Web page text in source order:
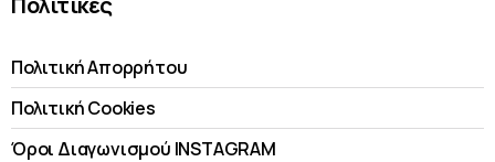
Πολιτική Απορρήτου
Πολιτική Cookies
Όροι Διαγωνισμού INSTAGRAM